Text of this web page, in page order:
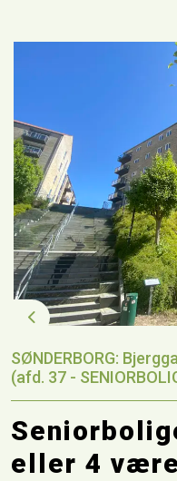
Previous
SØNDERBORG:
(afd. 37 -
eller 4